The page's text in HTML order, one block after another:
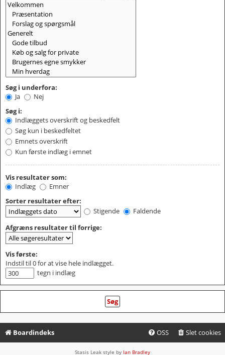
Søg i underfora:
Ja
Nej
Søg i:
Indlæggets overskrift og beskedfelt
Søg kun i beskedfeltet
Emnets overskrift
Kun første indlæg i emnet
Vis resultater som:
Indlæg
Emner
Sorter resultater efter:
Stigende
Faldende
Afgræns resultater til forrige:
Vis første:
Indstil til 0 for at vise hele indlægget.
tegn i indlæg
Boardindeks Slet cookies
OSS
Stasis Leak style by Ian Bradley